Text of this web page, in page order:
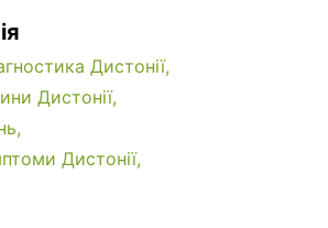
Дистонії
Дистонії
Дистонії